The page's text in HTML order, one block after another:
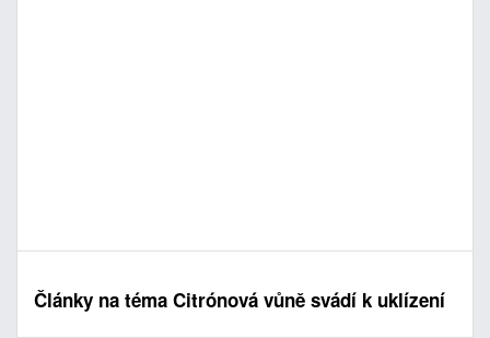
Články na téma Citrónová vůně svádí k uklízení